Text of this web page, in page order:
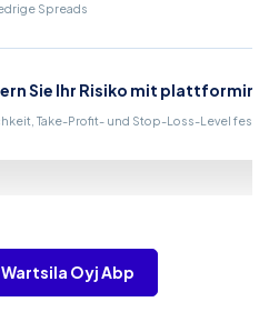
Spreads
Sie Ihr Risiko mit
Take-Profit- und Stop-Loss-Level
Oyj Abp